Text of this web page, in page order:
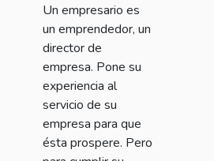
Un empresario es
un emprendedor, un
director de
empresa. Pone su
experiencia al
servicio de su
empresa para que
ésta prospere. Pero